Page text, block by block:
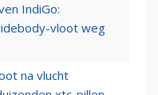
IndiGo:
vloot weg
na vlucht